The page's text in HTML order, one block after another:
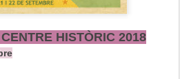
HISTÒRIC 2018